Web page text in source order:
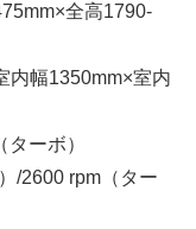
全高1790-
内幅1350mm×室内
ーボ）
/2600 rpm（ター